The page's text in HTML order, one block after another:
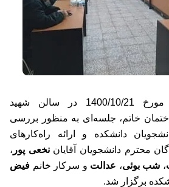
مورخ 1400/10/21
در سالن شهید
خاتم، جلسه‌ای به‌ منظور بررسی
دانشکده و ارائه راه‌کارهای
محترم دانشجویان آقایاننخعی پور ،
، شب بوئی، عدالت و سرکار خانم فیض
برگزار شد.